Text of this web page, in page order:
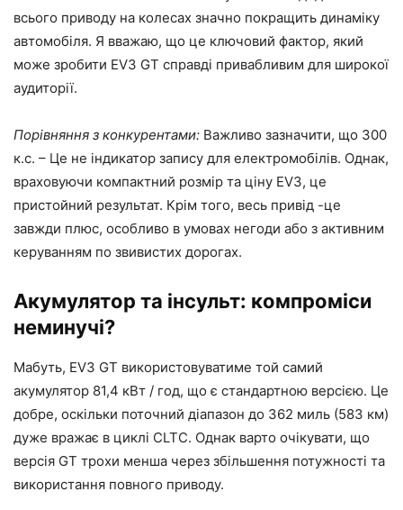
всього приводу на колесах значно покращить динаміку
автомобіля. Я вважаю, що це ключовий фактор, який
може зробити EV3 GT справді привабливим для широкої
аудиторії.
Порівняння з конкурентами: Важливо зазначити, що 300
к.с. – Це не індикатор запису для електромобілів. Однак,
враховуючи компактний розмір та ціну EV3, це
пристойний результат. Крім того, весь привід -це
завжди плюс, особливо в умовах негоди або з активним
керуванням по звивистих дорогах.
Акумулятор та інсульт: компроміси
неминучі?
Мабуть, EV3 GT використовуватиме той самий
акумулятор 81,4 кВт / год, що є стандартною версією. Це
добре, оскільки поточний діапазон до 362 миль (583 км)
дуже вражає в циклі CLTC. Однак варто очікувати, що
версія GT трохи менша через збільшення потужності та
використання повного приводу.